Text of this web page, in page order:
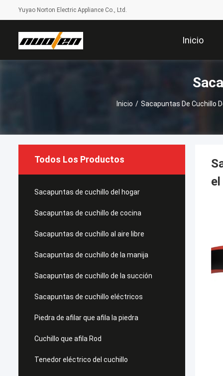
Yuyao Norton Electric Appliance Co., Ltd.
Inicio
Inicio / Sacapuntas De Cuchillo
Todos Los Productos
Sacapuntas de cuchillo del hogar
Sacapuntas de cuchillo de cocina
Sacapuntas de cuchillo al aire libre
Sacapuntas de cuchillo de la manija
Sacapuntas de cuchillo de la succión
Sacapuntas de cuchillo eléctricos
Piedra de afilar que afila la piedra
Cuchillo que afila Rod
Tenedor eléctrico del cuchillo